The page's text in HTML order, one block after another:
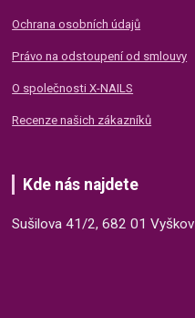
Ochrana osobních údajů
Právo na odstoupení od smlouvy
O společnosti X-NAILS
Recenze našich zákazníků
Kde nás najdete
Sušilova 41/2, 682 01 Vyškov